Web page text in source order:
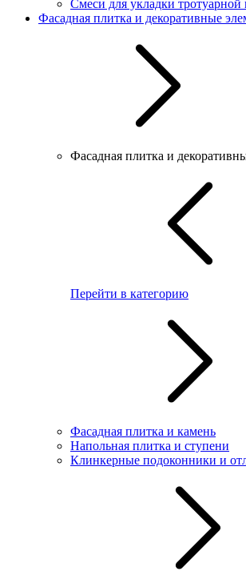
Смеси для укладки тротуарной
Фасадная плитка и декоративные
Фасадная плитка и
Перейти в категорию
Фасадная плитка и камень
Напольная плитка и ступени
Клинкерные подоконники и